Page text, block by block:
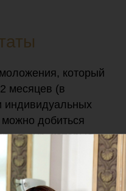
который
месяцев (в
индивидуальных
добиться
которые
4 недели.
процедур